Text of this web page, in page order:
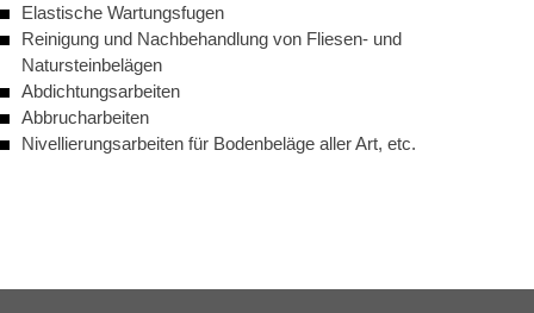
Elastische Wartungsfugen
Reinigung und Nachbehandlung von Fliesen- und
Natursteinbelägen
Abdichtungsarbeiten
Abbrucharbeiten
Nivellierungsarbeiten für Bodenbeläge aller Art, etc.